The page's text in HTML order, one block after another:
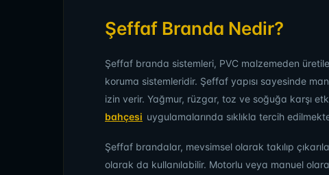
Şeffaf Branda Nedir?
Şeffaf branda sistemleri, PVC malzemeden
koruma sistemleridir. Şeffaf yapısı sayesinde
izin verir. Yağmur, rüzgar, toz ve soğuğa karşı
bahçesi uygulamalarında sıklıkla tercih
Şeffaf brandalar, mevsimsel olarak takılıp
olarak da kullanılabilir. Motorlu veya manuel